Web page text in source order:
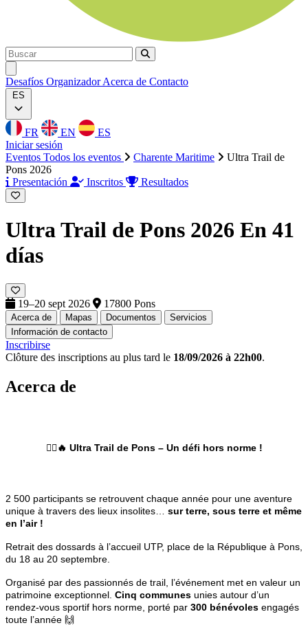
Buscar
Buscar
Desafíos OrganizadorAcerca de Contacto
ES
FR EN
ES
Iniciar sesión
Eventos Todos los eventos Charente Maritime
Ultra Trail de
Pons 2026
Presentación
Inscritos Resultados
Ultra Trail de Pons 2026 En 41
días
19–20 sept 2026 17800 Pons
Acerca de Mapas Documentos
Servicios
Información de contacto
Inscribirse
Clôture des inscriptions au plus tard le 18/09/2026 à 22h00.
Acerca de
🏃‍♂️🔥 Ultra Trail de Pons – Un défi hors norme !
2 500 participants se retrouvent chaque année pour une aventure
unique à travers des lieux insolites… sur terre, sous terre et même
en l’air !
Retrait des dossards à l’accueil UTP, place de la République à Pons,
du 18 au 20 septembre.
Organisé par des passionnés de trail, l’événement met en valeur un
patrimoine exceptionnel. Cinq communes unies autour d’un
rendez-vous sportif hors norme, porté par 300 bénévoles engagés
toute l’année 🙌